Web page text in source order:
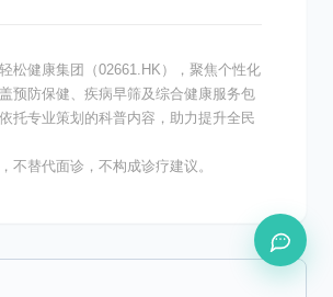
松健康集团（02661.HK），聚焦个性化
预防保健、疾病早筛及综合健康服务包
托专业策划的科普内容，助力提升全民
不替代面诊，不构成诊疗建议。